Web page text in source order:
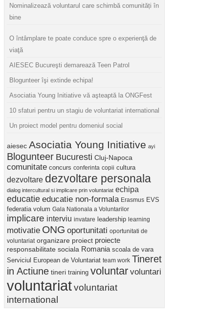
Nominalizează voluntarul care schimbă comunități în
bine
O întâmplare te poate conduce spre o experienţă de
viaţă
AIESEC Bucureşti demarează Teen Patrol
Blogunteer îşi extinde echipa!
Asociatia Young Initiative vă aşteaptă la ONGFest
10 sfaturi pentru un stagiu de voluntariat international
Un proiect model pentru domeniul social
aiesec Asociatia Young Initiative ayi
Blogunteer Bucuresti Cluj-Napoca
comunitate concurs conferinta copii cultura
dezvoltare dezvoltare personala
dialog intercultural si implicare prin voluntariat echipa
educatie educatie non-formala Erasmus EVS
federatia volum Gala Nationala a Voluntarilor
implicare interviu invatare leadership learning
motivatie ONG oportunitati oportunitati de
voluntariat organizare proiect proiecte
responsabilitate sociala Romania scoala de vara
Serviciul European de Voluntariat team work Tineret
in Actiune tineri training voluntar voluntari
voluntariatvoluntariat
international